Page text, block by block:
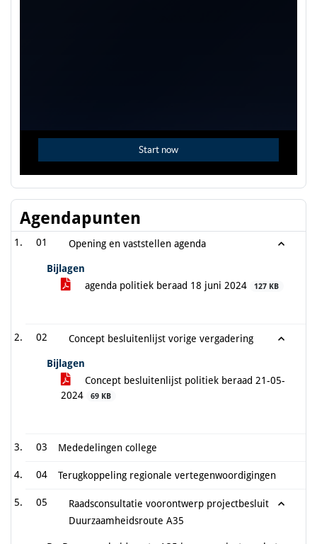
Agendapunten
01 Opening en vaststellen agenda
Bijlagen
agenda politiek beraad 18 juni 2024
127 KB
02 Concept besluitenlijst vorige vergadering
Bijlagen
Concept besluitenlijst politiek beraad 21-05-
2024
69 KB
03 Mededelingen college
04 Terugkoppeling regionale vertegenwoordigingen
05
Raadsconsultatie voorontwerp projectbesluit
Duurzaamheidsroute A35